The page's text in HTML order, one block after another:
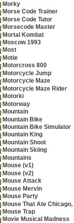
Morky
Morse Code Trainer
Morse Code Tutor
Morsecode Master
Mortal Kombat
Moscow 1993
Most
Motie
Motorcross 800
Motorcycle Jump
Motorcycle Maze
Motorcycle Maze Rider
Motorki
Motorway
Mountain
Mountain Bike
Mountain Bike Simulator
Mountain King
Mountain Shoot
Mountain Skiing
Mountains
Mouse (v1)
Mouse (v2)
Mouse Attack
Mouse Mervin
Mouse Party
Mouse That Ate Chicago,
Mouse Trap
Movie Musical Madness